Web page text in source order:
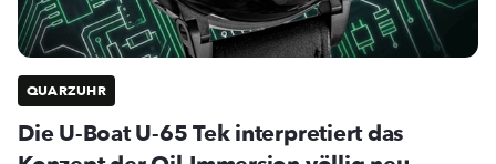
QUARZUHR
Die U-Boat U-65 Tek interpretiert das